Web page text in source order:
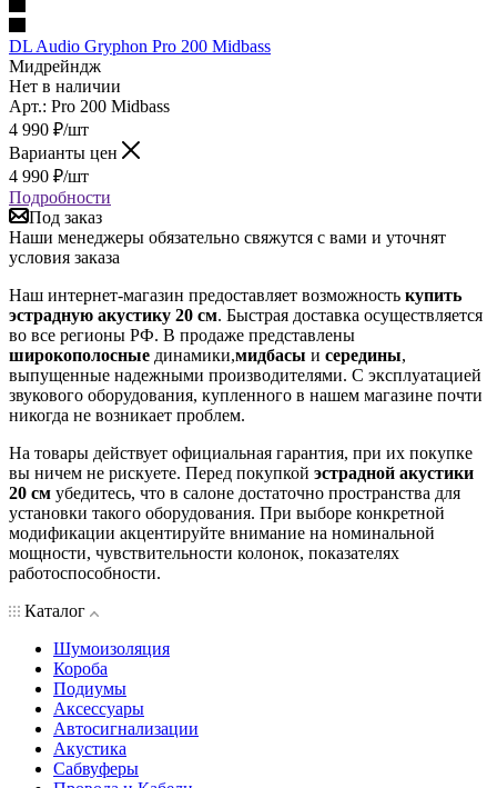
DL Audio Gryphon Pro 200 Midbass
Мидрейндж
Нет в наличии
Арт.: Pro 200 Midbass
4 990 ₽/шт
Варианты цен
4 990 ₽/шт
Подробности
Под заказ
Наши менеджеры обязательно свяжутся с вами и уточнят
условия заказа
Наш интернет-магазин предоставляет возможность купить
эстрадную акустику 20 см. Быстрая доставка осуществляется
во все регионы РФ. В продаже представлены
широкополосные динамики,мидбасы и середины,
выпущенные надежными производителями. С эксплуатацией
звукового оборудования, купленного в нашем магазине почти
никогда не возникает проблем.
На товары действует официальная гарантия, при их покупке
вы ничем не рискуете. Перед покупкой эстрадной акустики
20 см убедитесь, что в салоне достаточно пространства для
установки такого оборудования. При выборе конкретной
модификации акцентируйте внимание на номинальной
мощности, чувствительности колонок, показателях
работоспособности.
Каталог
Шумоизоляция
Короба
Подиумы
Аксессуары
Автосигнализации
Акустика
Сабвуферы